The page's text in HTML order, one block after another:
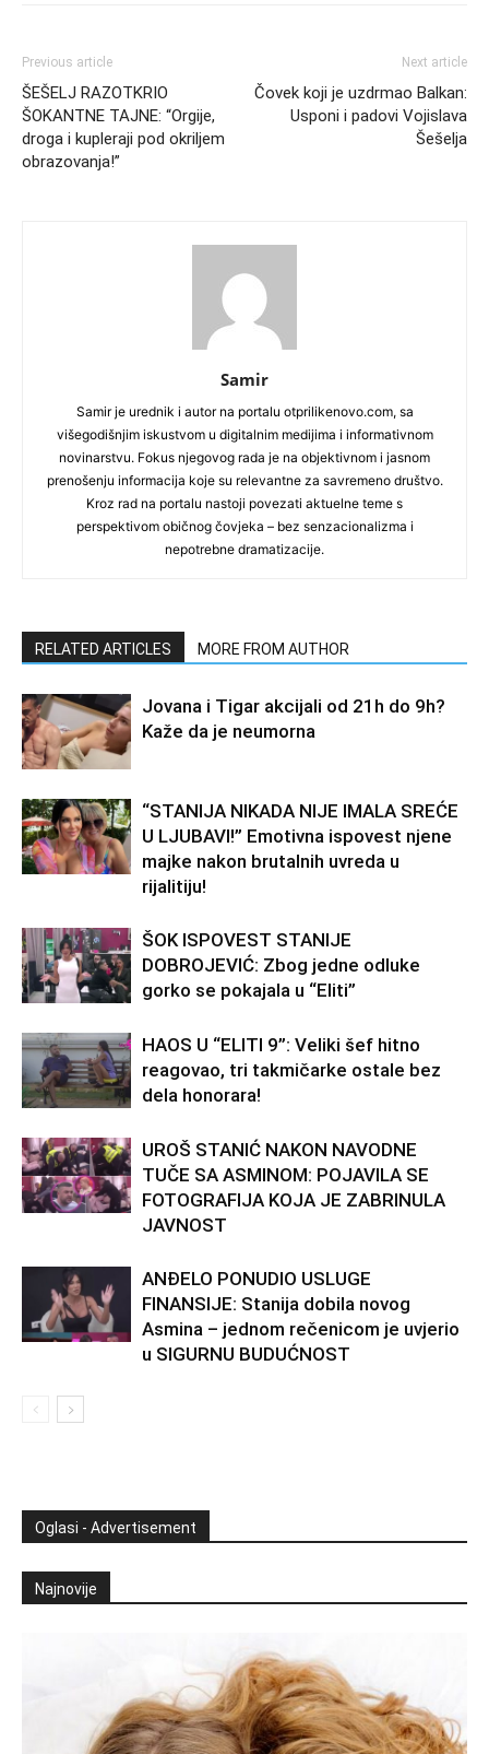
Previous article
ŠEŠELJ RAZOTKRIO
ŠOKANTNE TAJNE: “Orgije,
droga i kupleraji pod okriljem
obrazovanja!”
Next article
Čovek koji je uzdrmao Balkan:
Usponi i padovi Vojislava
Šešelja
Samir
Samir je urednik i autor na portalu otprilikenovo.com, sa
višegodišnjim iskustvom u digitalnim medijima i informativnom
novinarstvu. Fokus njegovog rada je na objektivnom i jasnom
prenošenju informacija koje su relevantne za savremeno društvo.
Kroz rad na portalu nastoji povezati aktuelne teme s
perspektivom običnog čovjeka – bez senzacionalizma i
nepotrebne dramatizacije.
RELATED ARTICLES MORE FROM AUTHOR
Jovana i Tigar akcijali od 21h do 9h?
Kaže da je neumorna
“STANIJA NIKADA NIJE IMALA SREĆE
U LJUBAVI!” Emotivna ispovest njene
majke nakon brutalnih uvreda u
rijalitiju!
ŠOK ISPOVEST STANIJE
DOBROJEVIĆ: Zbog jedne odluke
gorko se pokajala u “Eliti”
HAOS U “ELITI 9”: Veliki šef hitno
reagovao, tri takmičarke ostale bez
dela honorara!
UROŠ STANIĆ NAKON NAVODNE
TUČE SA ASMINOM: POJAVILA SE
FOTOGRAFIJA KOJA JE ZABRINULA
JAVNOST
ANĐELO PONUDIO USLUGE
FINANSIJE: Stanija dobila novog
Asmina – jednom rečenicom je uvjerio
u SIGURNU BUDUĆNOST
Oglasi - Advertisement
Najnovije